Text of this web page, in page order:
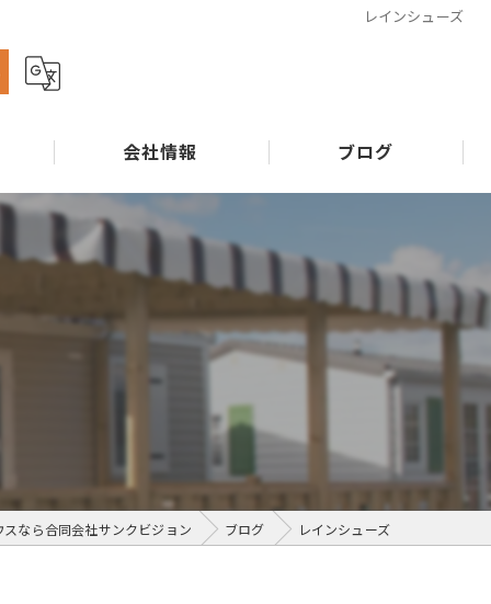
レインシューズ
会社情報 ブログ
なら合同会社サンクビジョン ブログ レインシューズ